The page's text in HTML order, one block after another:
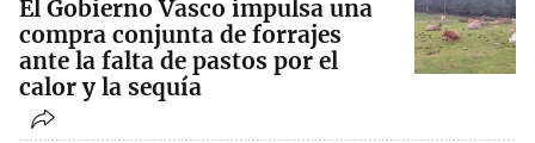
El Gobierno Vasco impulsa una
compra conjunta de forrajes
ante la falta de pastos por el
calor y la sequía